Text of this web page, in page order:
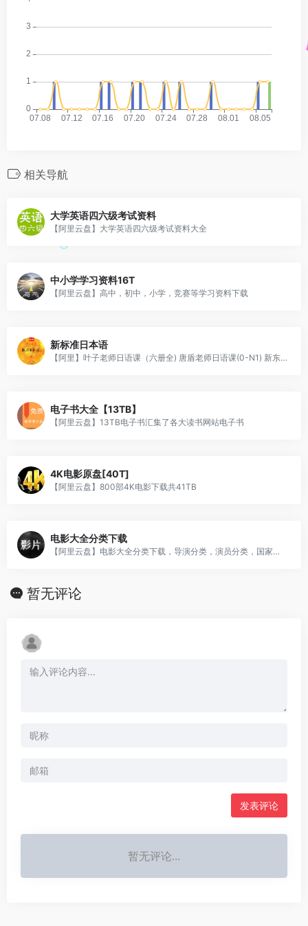
相关导航
大学英语四六级考试资料
【阿里云盘】大学英语四六级考试资料大全
中小学学习资料16T
【阿里云盘】高中，初中，小学，竞赛等学习资料下载
新标准日本语
【阿里】叶子老师日语课（六册全) 唐盾老师日语课(0-N1) 新东方日语网课（内含唐盾早期作品） 新标日初中高级单饲中日双语录音（四册全） 新标日初中高级单词课文原版录音(（六册全) 新标日单饲表 新标日官方课程（初级） 新标日手机APP 新标日电子课本 新标日练习册配套音频 标日初级超详细笔记 葱花老师日语课（六册全）
电子书大全【13TB】
【阿里云盘】13TB电子书汇集了各大读书网站电子书
4K电影原盘[40T]
【阿里云盘】800部4K电影下载共41TB
电影大全分类下载
【阿里云盘】电影大全分类下载，导演分类，演员分类，国家分类，类型分类，豆瓣专题分类等，全部可以下载和在线观看
暂无评论
发表评论
暂无评论...